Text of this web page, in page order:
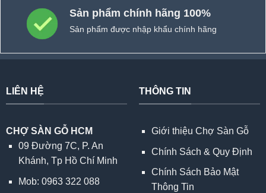
Sản phẩm chính hãng 100%
Sản phẩm được nhập khẩu chính hãng
LIÊN HỆ
CHỢ SÀN GỖ HCM
09 Đường 7C, P. An
Khánh, Tp Hồ Chí Minh
Mob: 0963 322 088
THÔNG TIN
Giới thiệu Chợ Sàn Gỗ
Chính Sách & Quy Định
Chính Sách Bảo Mật
Thông Tin